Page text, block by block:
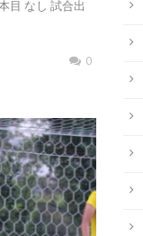
目 なし 試合出
0